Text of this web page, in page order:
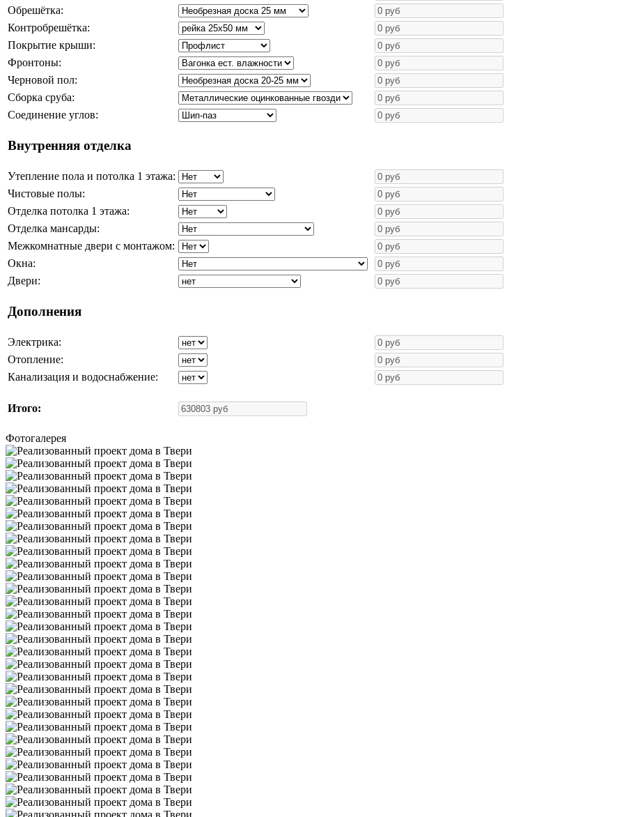
Обрешётка:
Контробрешётка:
Покрытие крыши:
Фронтоны:
Черновой пол:
Сборка сруба:
Соединение углов:
Внутренняя отделка
Утепление пола и потолка 1 этажа:
Чистовые полы:
Отделка потолка 1 этажа:
Отделка мансарды:
Межкомнатные двери с монтажом:
Окна:
Двери:
Дополнения
Электрика:
Отопление:
Канализация и водоснабжение:
Итого:
Фотогалерея